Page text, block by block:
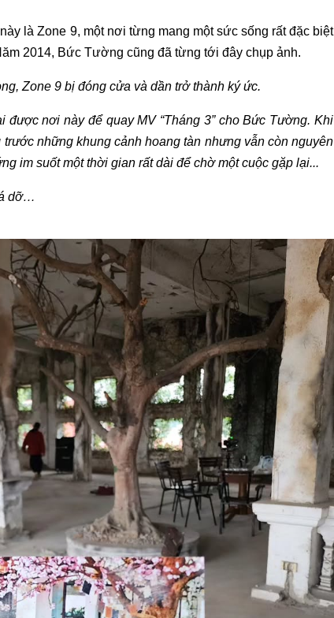
là Zone 9, một nơi từng mang một sức sống rất đặc biệt
2014, Bức Tường cũng đã từng tới đây chụp ảnh.
Zone 9 bị đóng cửa và dần trở thành ký ức.
nơi này để quay MV “Tháng 3” cho Bức Tường. Khi
những khung cảnh hoang tàn nhưng vẫn còn nguyên
im suốt một thời gian rất dài để chờ một cuộc gặp lại...
dỡ…